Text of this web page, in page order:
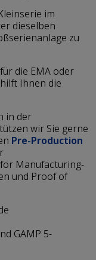
im
dieselben
zu
die EMA oder
Ihnen die
in der
wir Sie gerne
Pre-Production
Manufacturing-
und Proof of
GAMP 5-